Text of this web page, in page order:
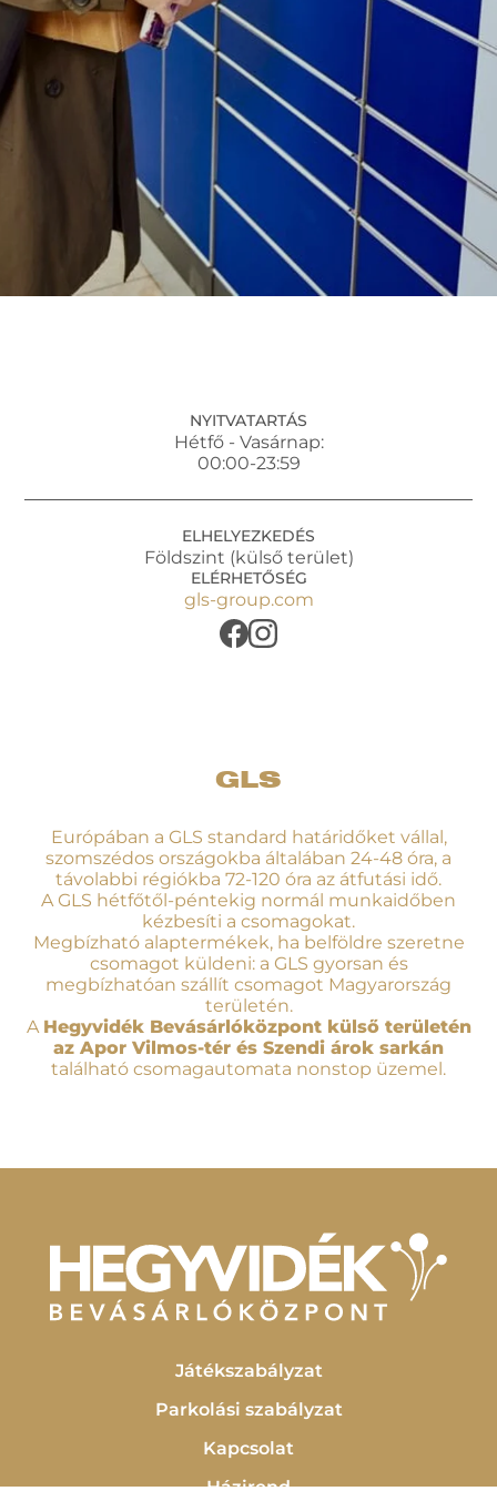
NYITVATARTÁS
Hétfő - Vasárnap:
00:00-23:59
ELHELYEZKEDÉS
Földszint (külső terület)
ELÉRHETŐSÉG
gls-group.com
GLS
Európában a GLS standard határidőket vállal,
szomszédos országokba általában 24-48 óra, a
távolabbi régiókba 72-120 óra az átfutási idő.
A GLS hétfőtől-péntekig normál munkaidőben
kézbesíti a csomagokat.
Megbízható alaptermékek, ha belföldre szeretne
csomagot küldeni: a GLS gyorsan és
megbízhatóan szállít csomagot Magyarország
területén.
A Hegyvidék Bevásárlóközpont külső területén
az Apor Vilmos-tér és Szendi árok sarkán
található csomagautomata nonstop üzemel.
Játékszabályzat
Parkolási szabályzat
Kapcsolat
Házirend